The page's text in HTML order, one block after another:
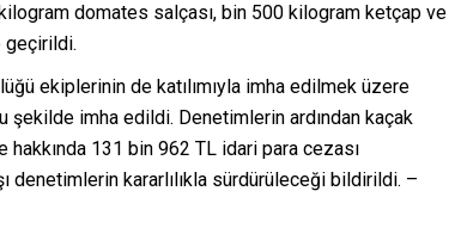
domates salçası, bin 500 kilogram ketçap ve
geçirildi.
ekiplerinin de katılımıyla imha edilmek üzere
şekilde imha edildi. Denetimlerin ardından kaçak
131 bin 962 TL idari para cezası
denetimlerin kararlılıkla sürdürüleceği bildirildi. –